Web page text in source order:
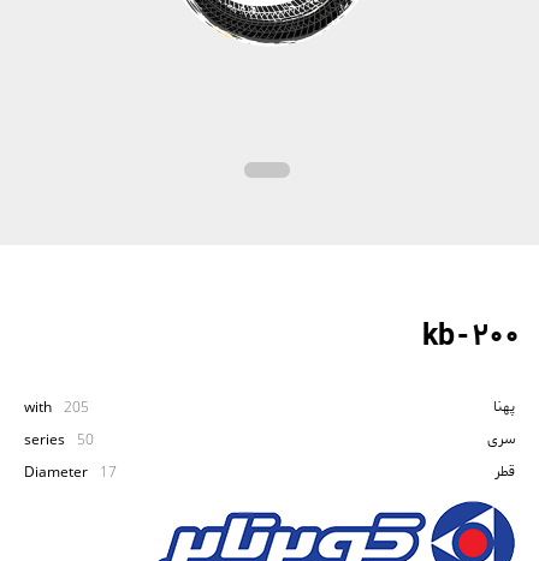
kb - 200
پهنا with 205
سری series 50
قطر Diameter 17